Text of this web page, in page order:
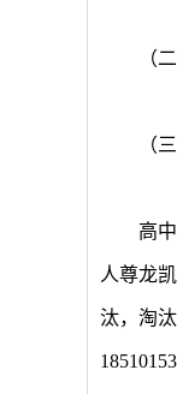
（二）
（三）
高中生
人尊龙
汰，淘